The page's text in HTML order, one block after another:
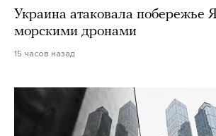
Украина атаковала побережье
морскими дронами
15 часов назад